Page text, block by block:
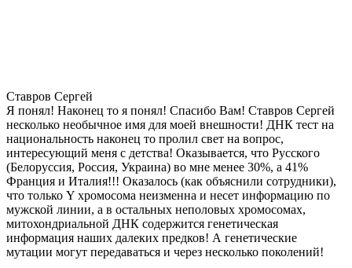
Ставров Сергей
Я понял! Наконец то я понял! Спасибо Вам! Ставров Сергей
несколько необычное имя для моей внешности! ДНК тест на
национальность наконец то пролил свет на вопрос,
интересующий меня с детства! Оказывается, что Русского
(Белоруссия, Россия, Украина) во мне менее 30%, а 41%
Франция и Италия!!! Оказалось (как объяснили сотрудники),
что только Y хромосома неизменна и несет информацию по
мужской линии, а в остальных неполовых хромосомах,
митохондриальной ДНК содержится генетическая
информация наших далеких предков! А генетические
мутации могут передаваться и через несколько поколений!